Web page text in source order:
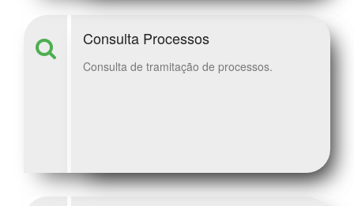
Consulta Processos
Consulta de tramitação de processos.